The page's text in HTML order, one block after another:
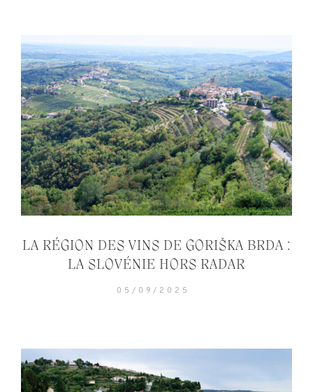
LA RÉGION DES VINS DE GORIŠKA BRDA :
LA SLOVÉNIE HORS RADAR
05/09/2025